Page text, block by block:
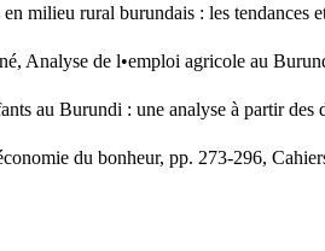
rural burundais : les tendances
de l•emploi agricole au
au Burundi : une analyse à partir
du bonheur, pp. 273-296,